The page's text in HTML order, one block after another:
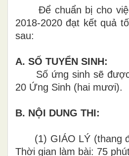
Để chuẩn bị cho việc
2018-2020 đạt kết quả
sau:
A. SỐ TUYỂN SINH:
Số ứng sinh sẽ được
20 Ứng Sinh (hai mươi).
B. NỘI DUNG THI:
(1) GIÁO LÝ (thang
Thời gian làm bài: 75